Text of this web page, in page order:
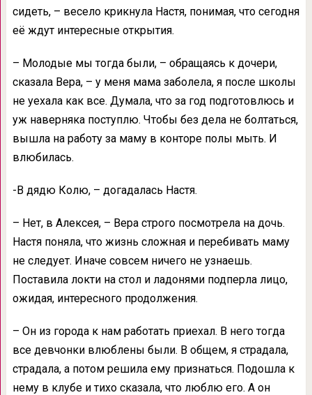
сидеть, – весело крикнула Настя, понимая, что сегодня
её ждут интересные открытия.
– Молодые мы тогда были, – обращаясь к дочери,
сказала Вера, – у меня мама заболела, я после школы
не уехала как все. Думала, что за год подготовлюсь и
уж наверняка поступлю. Чтобы без дела не болтаться,
вышла на работу за маму в конторе полы мыть. И
влюбилась.
-В дядю Колю, – догадалась Настя.
– Нет, в Алексея, – Вера строго посмотрела на дочь.
Настя поняла, что жизнь сложная и перебивать маму
не следует. Иначе совсем ничего не узнаешь.
Поставила локти на стол и ладонями подперла лицо,
ожидая, интересного продолжения.
– Он из города к нам работать приехал. В него тогда
все девчонки влюблены были. В общем, я страдала,
страдала, а потом решила ему признаться. Подошла к
нему в клубе и тихо сказала, что люблю его. А он